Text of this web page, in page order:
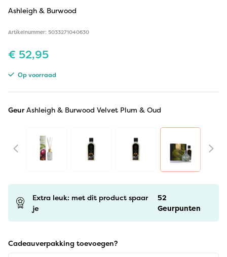
Ashleigh & Burwood
Artikelnummer: 5033271040630
€ 52,95
Op voorraad
GeurAshleigh & Burwood Velvet Plum & Oud
Extra leuk: met dit product spaar
je
52
Geurpunten
Cadeauverpakking toevoegen?